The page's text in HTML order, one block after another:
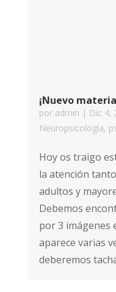
¡Nuevo
por admin | Dic 4,
Neuropsicología,
Hoy os traigo
la atención
adultos y
Debemos
por 3 imágenes
aparece varias
deberemos